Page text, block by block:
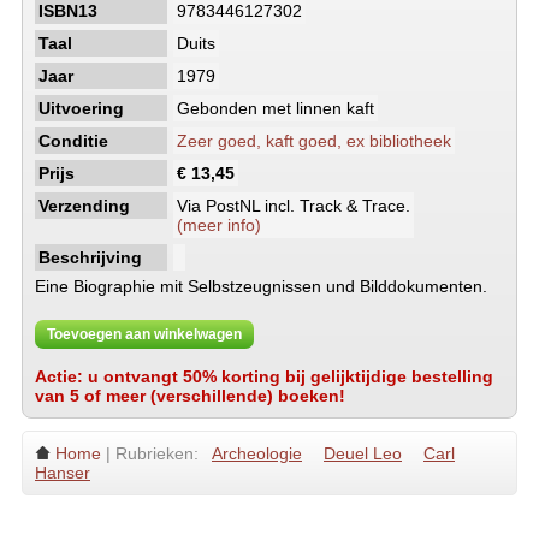
ISBN13
9783446127302
Taal
Duits
Jaar
1979
Uitvoering
Gebonden met linnen kaft
Conditie
Zeer goed, kaft goed, ex bibliotheek
Prijs
€ 13,45
Verzending
Via PostNL incl. Track & Trace.
(meer info)
Beschrijving
Eine Biographie mit Selbstzeugnissen und Bilddokumenten.
Toevoegen aan winkelwagen
Actie: u ontvangt 50% korting bij gelijktijdige bestelling
van 5 of meer (verschillende) boeken!
Home | Rubrieken: Archeologie Deuel Leo
Carl
Hanser